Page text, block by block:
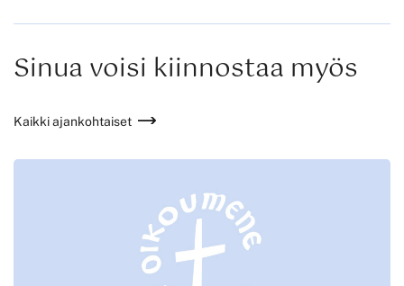
Sinua voisi kiinnostaa myös
Kaikki ajankohtaiset